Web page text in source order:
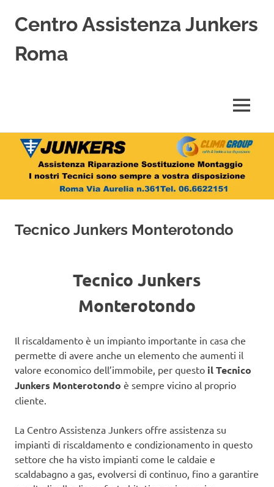
Salta
contenuto
Centro Assistenza Junkers
Roma
Riparazione,
Sostituzione,
Installazione
di
Junkers
MENU
Tecnico Junkers Monterotondo
Tecnico Junkers
Monterotondo
Il riscaldamento è un impianto importante in casa che
permette di avere anche un elemento che aumenti il
valore economico dell’immobile, per questo il Tecnico
Junkers Monterotondo è sempre vicino al proprio
cliente.
La Centro Assistenza Junkers offre assistenza su
impianti di riscaldamento e condizionamento in questo
settore che ha visto impianti come le caldaie e
scaldabagno a gas, evolversi di continuo, fino a garantire